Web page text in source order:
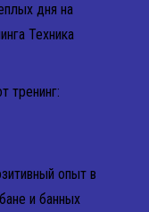
дня на
Техника
тренинг:
опыт в
и банных